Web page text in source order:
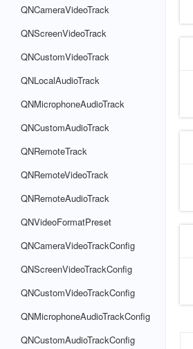
QNCameraVideoTrack
QNScreenVideoTrack
QNCustomVideoTrack
QNLocalAudioTrack
QNMicrophoneAudioTrack
QNCustomAudioTrack
QNRemoteTrack
QNRemoteVideoTrack
QNRemoteAudioTrack
QNVideoFormatPreset
QNCameraVideoTrackConfig
QNScreenVideoTrackConfig
QNCustomVideoTrackConfig
QNMicrophoneAudioTrackConfig
QNCustomAudioTrackConfig